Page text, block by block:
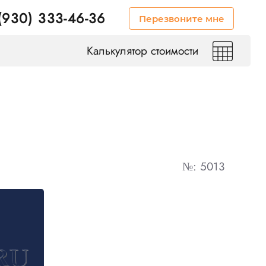
333-46-36 Перезвоните мне
Калькулятор стоимости
№: 5013